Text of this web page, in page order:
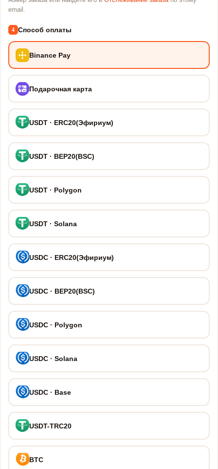
email.
4 Способ оплаты
Binance Pay
Подарочная карта
USDT · ERC20(Эфириум)
USDT · BEP20(BSC)
USDT · Polygon
USDT · Solana
USDC · ERC20(Эфириум)
USDC · BEP20(BSC)
USDC · Polygon
USDC · Solana
USDC · Base
USDT-TRC20
BTC